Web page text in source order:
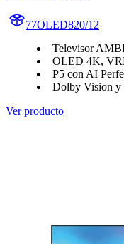
77OLED820/12
Televisor
OLED 4K,
P5 con AI
Dolby Vision y
Ver producto